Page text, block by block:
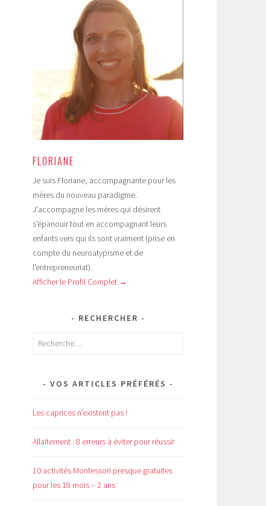
FLORIANE
Je suis Floriane, accompagnante pour les
mères du nouveau paradigme.
J'accompagne les mères qui désirent
s'épanouir tout en accompagnant leurs
enfants vers qui ils sont vraiment (prise en
compte du neuroatypisme et de
l'entrepreneuriat).
Afficher le Profil Complet →
RECHERCHER
Rechercher :
VOS ARTICLES PRÉFÉRÉS
Les caprices n’existent pas !
Allaitement : 8 erreurs à éviter pour réussir
10 activités Montessori presque gratuites
pour les 18 mois – 2 ans